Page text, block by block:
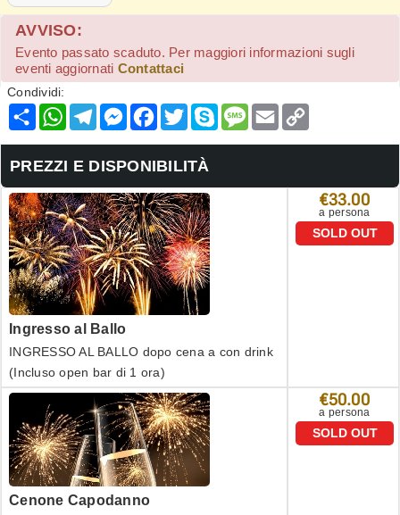
AVVISO:
Evento passato scaduto. Per maggiori informazioni sugli
eventi aggiornati Contattaci
Condividi:
Condividi
WhatsApp
Telegram
Messenger
Facebook
TwitterSkypeMessage
Email
PREZZI E DISPONIBILITÀ
Ingresso al Ballo
INGRESSO AL BALLO dopo cena a con drink
(Incluso open bar di 1 ora)
€33.00
a persona
SOLD OUT
Cenone Capodanno
€50.00
a persona
SOLD OUT